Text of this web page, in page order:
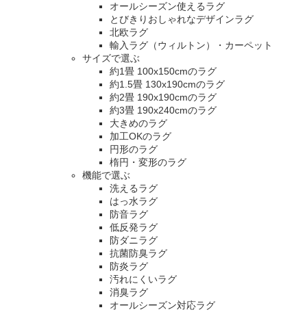
オールシーズン使えるラグ
とびきりおしゃれなデザインラグ
北欧ラグ
輸入ラグ（ウィルトン）・カーペット
サイズで選ぶ
約1畳 100x150cmのラグ
約1.5畳 130x190cmのラグ
約2畳 190x190cmのラグ
約3畳 190x240cmのラグ
大きめのラグ
加工OKのラグ
円形のラグ
楕円・変形のラグ
機能で選ぶ
洗えるラグ
はっ水ラグ
防音ラグ
低反発ラグ
防ダニラグ
抗菌防臭ラグ
防炎ラグ
汚れにくいラグ
消臭ラグ
オールシーズン対応ラグ